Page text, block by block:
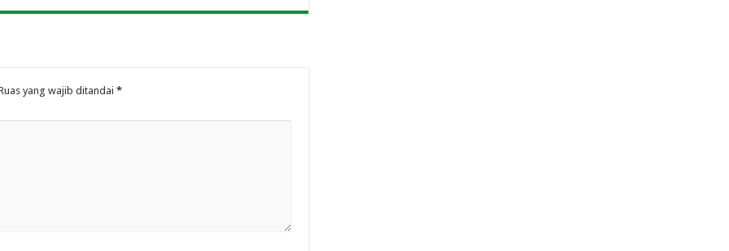
yang wajib ditandai *